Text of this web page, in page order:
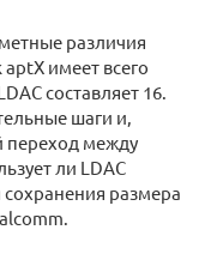
различия
имеет всего
составляет 16.
шаги и,
переход между
ли LDAC
размера